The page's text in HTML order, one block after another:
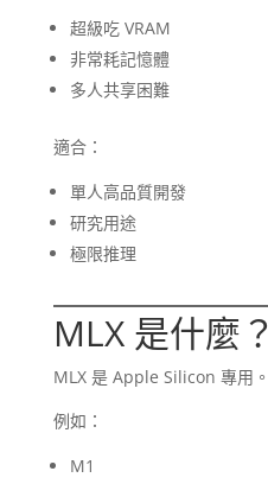
超級吃 VRAM
非常耗記憶體
多人共享困難
適合：
單人高品質開發
研究用途
極限推理
MLX 是什麼？
MLX 是 Apple Silicon 專用。
例如：
M1